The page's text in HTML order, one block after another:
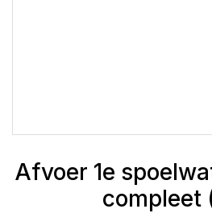
Afvoer 1e
compleet